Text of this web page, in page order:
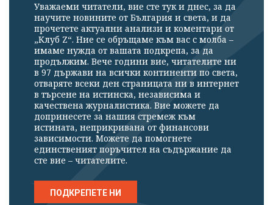
Уважаеми читатели, вие сте тук и днес, за да
научите новините от България и света, и да
прочетете актуални анализи и коментари от
„Клуб Z“. Ние се обръщаме към вас с молба –
имаме нужда от вашата подкрепа, за да
продължим. Вече години вие, читателите ни
в 97 държави на всички континенти по света,
отваряте всеки ден страницата ни в интернет
в търсене на истинска, независима и
качествена журналистика. Вие можете да
допринесете за нашия стремеж към
истината, неприкривана от финансови
зависимости. Можете да помогнете
единственият поръчител на съдържание да
сте вие – читателите.
ПОДКРЕПЕТЕ НИ